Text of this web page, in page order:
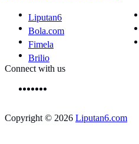
Liputan6
Bola.com
Fimela
Brilio
Connect with us
Copyright © 2026 Liputan6.com